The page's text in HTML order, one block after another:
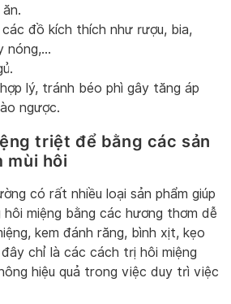
các đồ kích thích như rượu, bia,
nóng,…
lý, tránh béo phì gây tăng áp
ngược.
triệt để bằng các sản
mùi hôi
có rất nhiều loại sản phẩm giúp
miệng bằng các hương thơm dễ
kem đánh răng, bình xịt, kẹo
chỉ là các cách trị hôi miệng
hiệu quả trong việc duy trì việc